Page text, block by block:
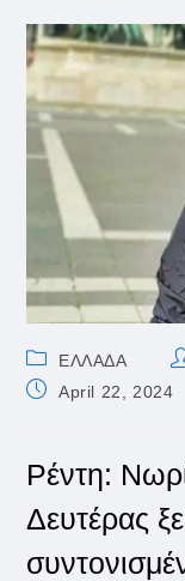
Post
category:
ΕΛΛΑΔΑ
PostApril 22, 2024
Ρέντη:
Δευτέρας